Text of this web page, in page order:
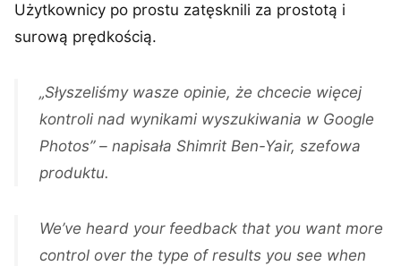
Użytkownicy po prostu zatęsknili za prostotą i
surową prędkością.
„Słyszeliśmy wasze opinie, że chcecie więcej
kontroli nad wynikami wyszukiwania w Google
Photos” – napisała Shimrit Ben-Yair, szefowa
produktu.
We’ve heard your feedback that you want more
control over the type of results you see when